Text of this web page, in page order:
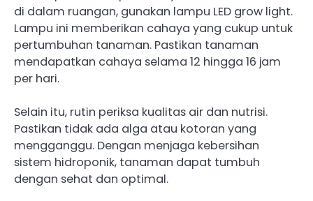
di dalam ruangan, gunakan lampu LED grow light.
Lampu ini memberikan cahaya yang cukup untuk
pertumbuhan tanaman. Pastikan tanaman
mendapatkan cahaya selama 12 hingga 16 jam
per hari.
Selain itu, rutin periksa kualitas air dan nutrisi.
Pastikan tidak ada alga atau kotoran yang
mengganggu. Dengan menjaga kebersihan
sistem hidroponik, tanaman dapat tumbuh
dengan sehat dan optimal.